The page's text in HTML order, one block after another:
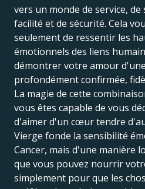
vers un monde de service, de
facilité et de sécurité. Cela
seulement de ressentir les
émotionnels des liens
démontrer votre amour d'une
profondément confirmée,
La magie de cette
vous êtes capable de vous
d'aimer d'un cœur tendre
Vierge fonde la sensibilité
Cancer, mais d'une manière
que vous pouvez nourrir
simplement pour que les